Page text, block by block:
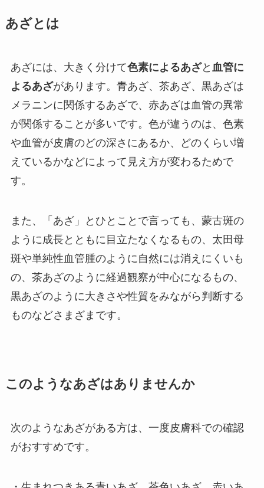
あざとは
あざには、大きく分けて色素によるあざと 血管に
よるあざがあります。青あざ、茶あざ、黒あざは
メラニンに関係するあざで、赤あざは血管の異常
が関係することが多いです。色が違うのは、色素
や血管が皮膚のどの深さにあるか、どのくらい増
えているかなどによって見え方が変わるためで
す。
また、「あざ」とひとことで言っても、蒙古斑の
ように成長とともに目立たなくなるもの、太田母
斑や単純性血管腫のように自然には消えにくいも
の、茶あざのように経過観察が中心になるもの、
黒あざのように大きさや性質をみながら判断する
ものなどさまざまです。
このようなあざはありませんか
次のようなあざがある方は、一度皮膚科での確認
がおすすめです。